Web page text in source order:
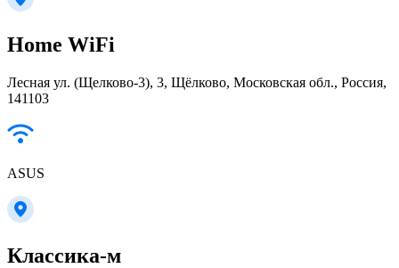
Home WiFi
Лесная ул. (Щелково-3), 3, Щёлково, Московская обл., Россия,
141103
ASUS
Классика-м